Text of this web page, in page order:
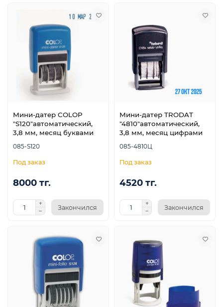
Мини-датер COLOP
"S120"автоматический,
3,8 мм, месяц буквами
085-S120
8000 тг.
Закончился
Мини-датер TRODAT
"4810"автоматический,
3,8 мм, месяц цифрами
085-4810Ц
4520 тг.
Закончился